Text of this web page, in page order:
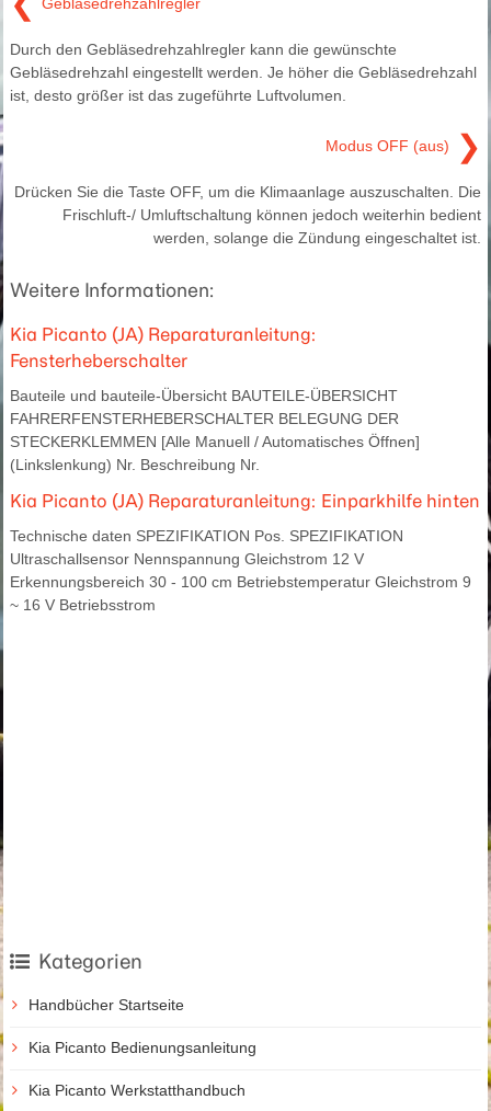
Durch den Gebläsedrehzahlregler kann die gewünschte
Gebläsedrehzahl eingestellt werden. Je höher die Gebläsedrehzahl
ist, desto größer ist das zugeführte Luftvolumen.
Modus OFF (aus) ❯
Drücken Sie die Taste OFF, um die Klimaanlage auszuschalten. Die
Frischluft-/ Umluftschaltung können jedoch weiterhin bedient
werden, solange die Zündung eingeschaltet ist.
Weitere Informationen:
Kia Picanto (JA) Reparaturanleitung:
Fensterheberschalter
Bauteile und bauteile-Übersicht BAUTEILE-ÜBERSICHT
FAHRERFENSTERHEBERSCHALTER BELEGUNG DER
STECKERKLEMMEN [Alle Manuell / Automatisches Öffnen]
(Linkslenkung) Nr. Beschreibung Nr.
Kia Picanto (JA) Reparaturanleitung: Einparkhilfe hinten
Technische daten SPEZIFIKATION Pos. SPEZIFIKATION
Ultraschallsensor Nennspannung Gleichstrom 12 V
Erkennungsbereich 30 - 100 cm Betriebstemperatur Gleichstrom 9
~ 16 V Betriebsstrom
Kategorien
Handbücher Startseite
Kia Picanto Bedienungsanleitung
Kia Picanto Werkstatthandbuch